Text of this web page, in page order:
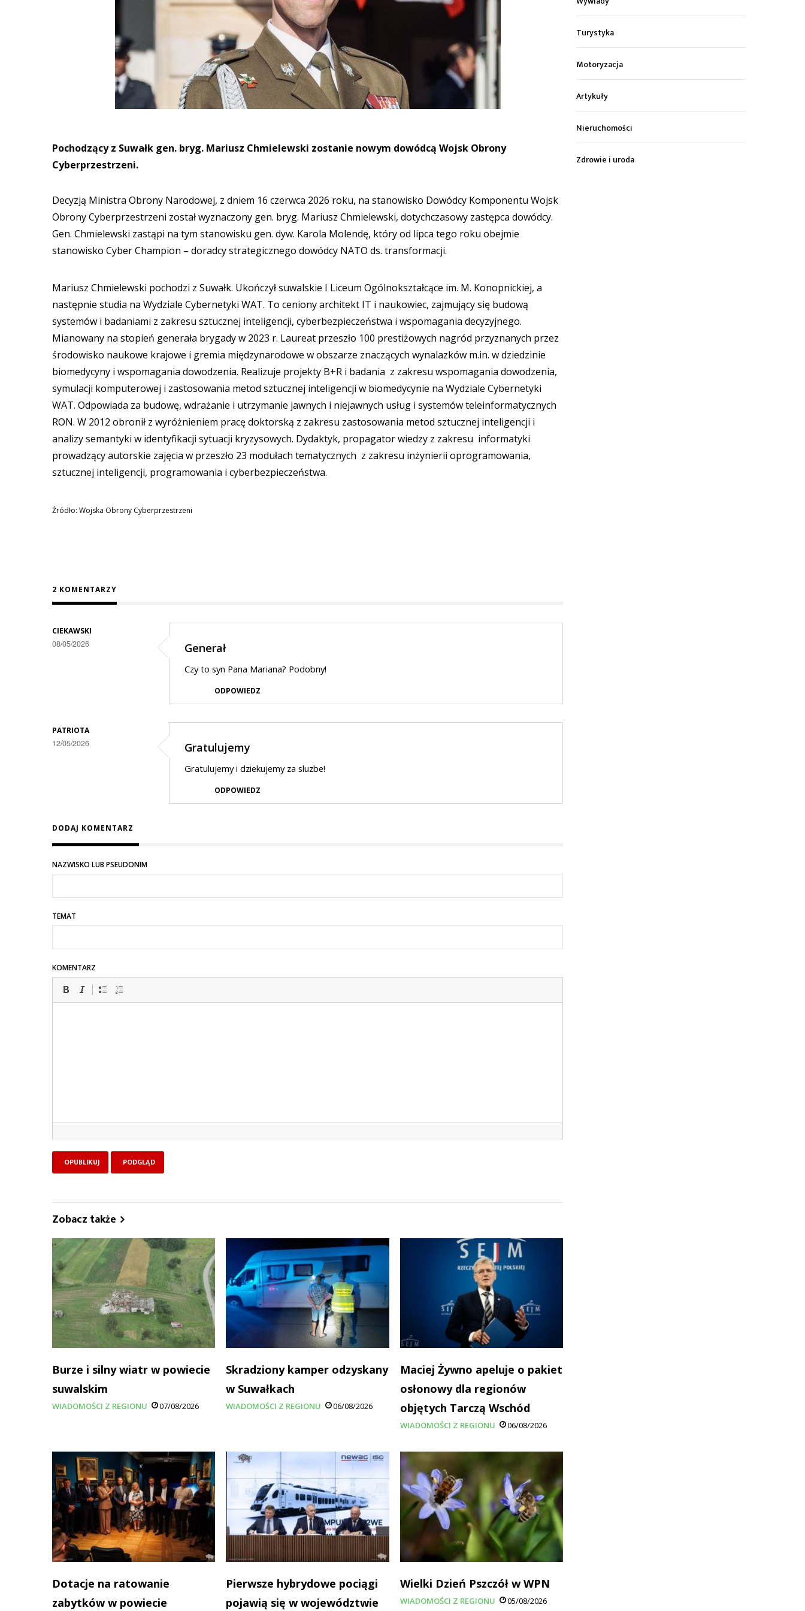
Pochodzący z Suwałk gen. bryg. Mariusz Chmielewski zostanie nowym dowódcą Wojsk Obrony
Cyberprzestrzeni.
Decyzją Ministra Obrony Narodowej, z dniem 16 czerwca 2026 roku, na stanowisko Dowódcy Komponentu Wojsk
Obrony Cyberprzestrzeni został wyznaczony gen. bryg. Mariusz Chmielewski, dotychczasowy zastępca dowódcy.
Gen. Chmielewski zastąpi na tym stanowisku gen. dyw. Karola Molendę, który od lipca tego roku obejmie
stanowisko Cyber Champion – doradcy strategicznego dowódcy NATO ds. transformacji.
Mariusz Chmielewski pochodzi z Suwałk. Ukończył suwalskie I Liceum Ogólnokształcące im. M. Konopnickiej, a
następnie studia na Wydziale Cybernetyki WAT. To ceniony architekt IT i naukowiec, zajmujący się budową
systemów i badaniami z zakresu sztucznej inteligencji, cyberbezpieczeństwa i wspomagania decyzyjnego.
Mianowany na stopień generała brygady w 2023 r. Laureat przeszło 100 prestiżowych nagród przyznanych przez
środowisko naukowe krajowe i gremia międzynarodowe w obszarze znaczących wynalazków m.in. w dziedzinie
biomedycyny i wspomagania dowodzenia. Realizuje projekty B+R i badania z zakresu wspomagania dowodzenia,
symulacji komputerowej i zastosowania metod sztucznej inteligencji w biomedycynie na Wydziale Cybernetyki
WAT. Odpowiada za budowę, wdrażanie i utrzymanie jawnych i niejawnych usług i systemów teleinformatycznych
RON. W 2012 obronił z wyróżnieniem pracę doktorską z zakresu zastosowania metod sztucznej inteligencji i
analizy semantyki w identyfikacji sytuacji kryzysowych. Dydaktyk, propagator wiedzy z zakresu informatyki
prowadzący autorskie zajęcia w przeszło 23 modułach tematycznych z zakresu inżynierii oprogramowania,
sztucznej inteligencji, programowania i cyberbezpieczeństwa.
Źródło: Wojska Obrony Cyberprzestrzeni
2 KOMENTARZY
CIEKAWSKI
08/05/2026 Generał
Czy to syn Pana Mariana? Podobny!
ODPOWIEDZ
PATRIOTA
12/05/2026 Gratulujemy
Gratulujemy i dziekujemy za sluzbe!
ODPOWIEDZ
DODAJ KOMENTARZ
NAZWISKO LUB PSEUDONIM
TEMAT
KOMENTARZ
Zobacz także
Burze i silny wiatr w powiecie
suwalskim
WIADOMOŚCI Z REGIONU 07/08/2026
Skradziony kamper odzyskany
w Suwałkach
WIADOMOŚCI Z REGIONU 06/08/2026
Maciej Żywno apeluje o pakiet
osłonowy dla regionów
objętych Tarczą Wschód
WIADOMOŚCI Z REGIONU 06/08/2026
Dotacje na ratowanie
zabytków w powiecie
Pierwsze hybrydowe pociągi
pojawią się w województwie
Wielki Dzień Pszczół w WPN
WIADOMOŚCI Z REGIONU 05/08/2026
Turystyka
Motoryzacja
Artykuły
Nieruchomości
Zdrowie i uroda